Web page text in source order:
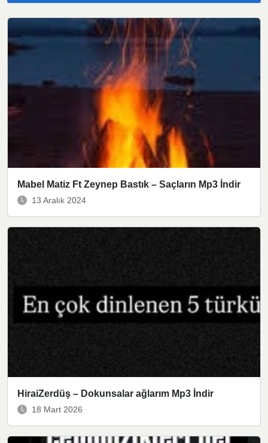
Mabel Matiz Ft Zeynep Bastık – Saçların Mp3 İndir
13 Aralık 2024
HiraiZerdüş – Dokunsalar ağlarım Mp3 İndir
18 Mart 2026